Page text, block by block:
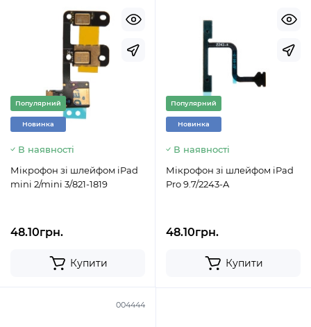
Популярний
Новинка
В наявності
Мікрофон зі шлейфом iPad
mini 2/mini 3/821-1819
48.10грн.
Купити
Популярний
Новинка
В наявності
Мікрофон зі шлейфом iPad
Pro 9.7/2243-A
48.10грн.
Купити
004444